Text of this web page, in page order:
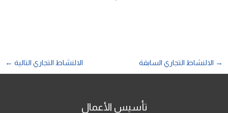
→ الالنشاط التجاري السابقة الالنشاط التجاري التالية ←
تأسيس الأعمال